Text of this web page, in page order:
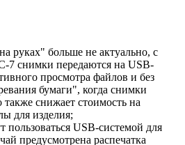
руках" больше не актуально, с
7 снимки передаются на USB-
просмотра файлов и без
бумаги", когда снимки
снижает стоимость на
для изделия;
пользоваться USB-системой для
предусмотрена распечатка